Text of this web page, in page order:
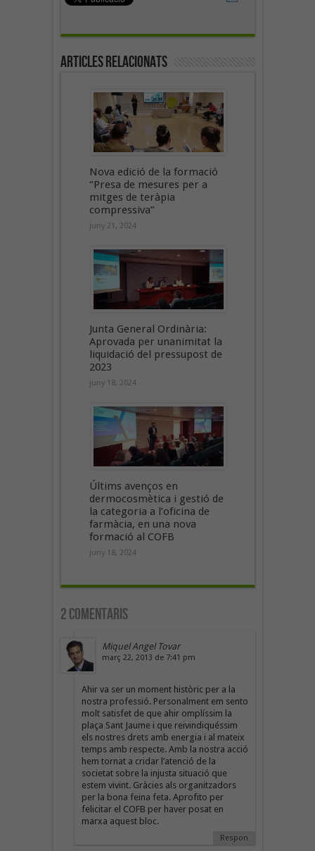
Articles Relacionats
Nova edició de la formació
“Presa de mesures per a
mitges de teràpia
compressiva”
juny 21, 2024
Junta General Ordinària:
Aprovada per unanimitat la
liquidació del pressupost de
2023
juny 18, 2024
Últims avenços en
dermocosmètica i gestió de
la categoria a l’oficina de
farmàcia, en una nova
formació al COFB
juny 18, 2024
2 Comentaris
Miquel Angel Tovar
març 22, 2013 de 7:41 pm
Ahir va ser un moment històric per a la
nostra professió. Personalment em sento
molt satisfet de que ahir omplíssim la
plaça Sant Jaume i que reivindiquéssim
els nostres drets amb energia i al mateix
temps amb respecte. Amb la nostra acció
hem tornat a cridar l’atenció de la
societat sobre la injusta situació que
estem vivint. Gràcies als organitzadors
per la bona feina feta. Aprofito per
felicitar el COFB per haver posat en
marxa aquest bloc.
Respon